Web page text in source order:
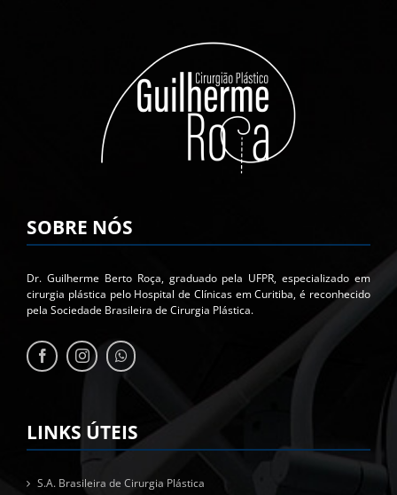
SOBRE NÓS
Dr. Guilherme Berto Roça, graduado pela UFPR, especializado em
cirurgia plástica pelo Hospital de Clínicas em Curitiba, é reconhecido
pela Sociedade Brasileira de Cirurgia Plástica.
LINKS ÚTEIS
S.A. Brasileira de Cirurgia Plástica